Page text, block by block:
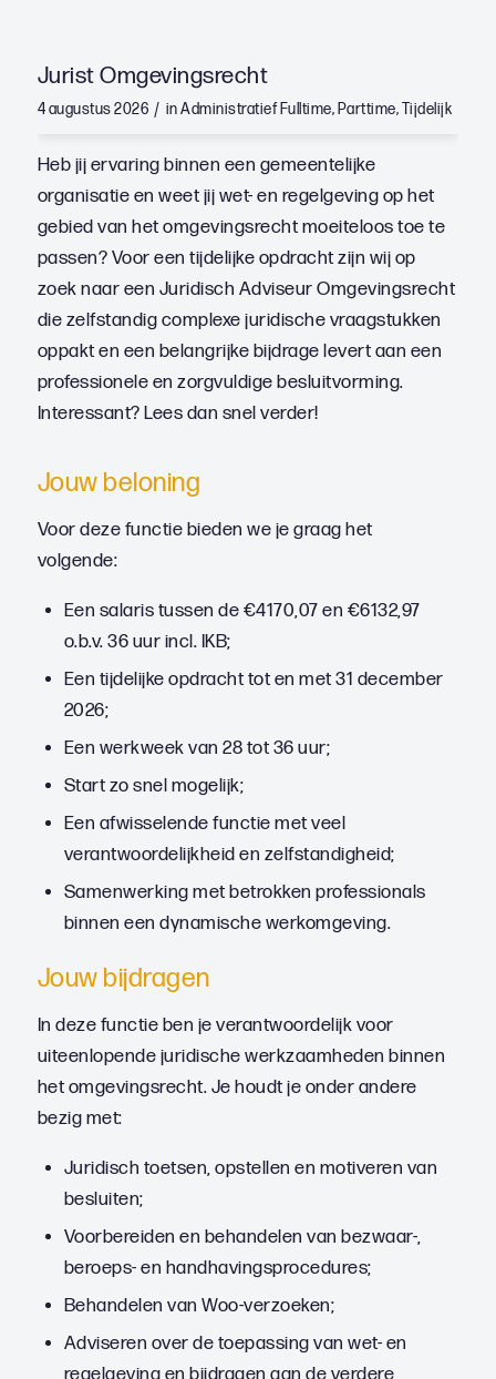
Jurist Omgevingsrecht
4 augustus 2026 / inAdministratief Fulltime, Parttime, Tijdelijk
Heb jij ervaring binnen een gemeentelijke
organisatie en weet jij wet- en regelgeving op het
gebied van het omgevingsrecht moeiteloos toe te
passen? Voor een tijdelijke opdracht zijn wij op
zoek naar een Juridisch Adviseur Omgevingsrecht
die zelfstandig complexe juridische vraagstukken
oppakt en een belangrijke bijdrage levert aan een
professionele en zorgvuldige besluitvorming.
Interessant? Lees dan snel verder!
Jouw beloning
Voor deze functie bieden we je graag het
volgende:
Een salaris tussen de €4170,07 en €6132,97
o.b.v. 36 uur incl. IKB;
Een tijdelijke opdracht tot en met 31 december
2026;
Een werkweek van 28 tot 36 uur;
Start zo snel mogelijk;
Een afwisselende functie met veel
verantwoordelijkheid en zelfstandigheid;
Samenwerking met betrokken professionals
binnen een dynamische werkomgeving.
Jouw bijdragen
In deze functie ben je verantwoordelijk voor
uiteenlopende juridische werkzaamheden binnen
het omgevingsrecht. Je houdt je onder andere
bezig met:
Juridisch toetsen, opstellen en motiveren van
besluiten;
Voorbereiden en behandelen van bezwaar-,
beroeps- en handhavingsprocedures;
Behandelen van Woo-verzoeken;
Adviseren over de toepassing van wet- en